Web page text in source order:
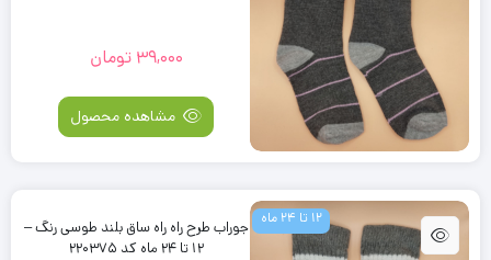
39,000 تومان
مشاهده محصول
12 تا 24 ماه
جوراب طرح راه راه ساق بلند طوسی رنگ –
12 تا 24 ماه کد 220375